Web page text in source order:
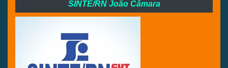
SINTE/RN João Câmara